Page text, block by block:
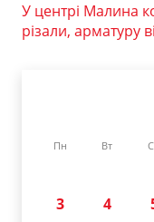
У центрі Малина
різали, арматуру
Пн Вт
3
4